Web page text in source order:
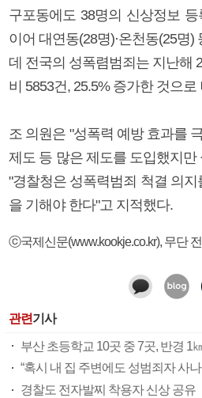
구포동에도 38명의 신상정보
이어 대연동(28명)·온천동(25명
데 전국의 성폭렴범죄는 지난해
비 5853건, 25.5% 증가한 것으로
조 의원은 "성폭력 예방 효과를
제도 등 많은 제도를 도입했지만
"경찰청은 성폭력범죄 척결 의
을 기해야 한다"고 지적했다.
ⓒ국제신문(www.kookje.co.kr), 무단
관련기사
부산 초등학교 10곳 중 7곳, 반경 1
“혹시 내 집 주변에도 성범죄자 사나
경찰도 전자발찌 착용자 신상 공유